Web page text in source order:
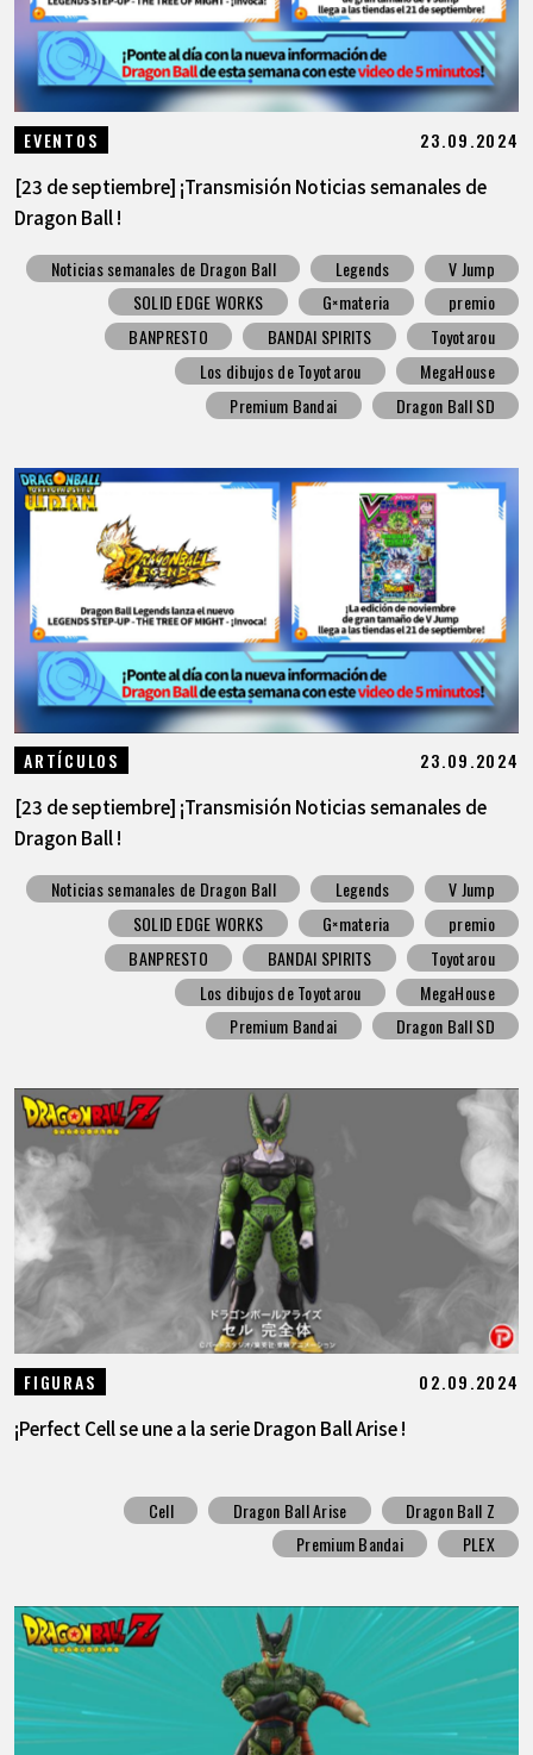
EVENTOS 23.09.2024
[23 de septiembre] ¡Transmisión Noticias semanales de
Dragon Ball !
Noticias semanales de Dragon Ball Legends
V Jump
SOLID EDGE WORKS
G×materia
premio
BANPRESTO
BANDAI SPIRITS
Toyotarou
Los dibujos de Toyotarou
MegaHouse
Premium Bandai
Dragon Ball SD
ARTÍCULOS 23.09.2024
[23 de septiembre] ¡Transmisión Noticias semanales de
Dragon Ball !
Noticias semanales de Dragon Ball Legends
V Jump
SOLID EDGE WORKS
G×materia
premio
BANPRESTO
BANDAI SPIRITS
Toyotarou
Los dibujos de Toyotarou
MegaHouse
Premium Bandai
Dragon Ball SD
FIGURAS 02.09.2024
¡Perfect Cell se une a la serie Dragon Ball Arise !
Cell Dragon Ball Arise
Dragon Ball Z
Premium Bandai
PLEX